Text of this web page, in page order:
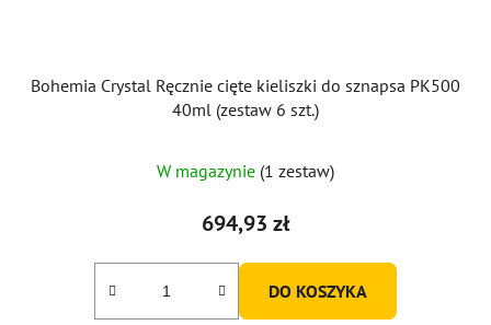
Bohemia Crystal Ręcznie cięte kieliszki do sznapsa PK500
40ml (zestaw 6 szt.)
W magazynie (1 zestaw)
694,93 zł
DO KOSZYKA